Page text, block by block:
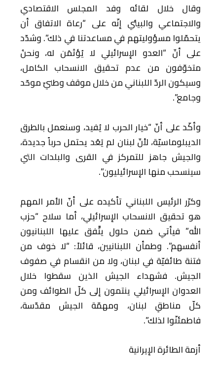
وقال خلال لقائه وفد المجلس الاقتصادي
والاجتماعي والبيئي إنّه على “رعاة الاتفاق أن
يتحمّلوا مسؤوليتهم في مساعدتنا في ذلك”. وشدّد
على أنّ “العدو الإسرائيلي لا يُؤتَمَن له، ونحنُ
متخوّفون من عدم تحقيق الانسحاب الكامل،
وسيكون الردّ اللبناني من خلال موقف وطنيّ موحّد
وجامع”.
وأكّد على أنّ “خيار الحرب لا يُفيد، وسنعمل بالطرق
الديبلوماسيّة، لأنّ لبنان لم يَعُد يحتمل حرباً جديدة،
والجيش جاهز للتمركز في القرى والبلدات التي
سينسحب منها الإسرائيليون”.
وكرّر الرئيس اللبناني تأكيده على أنّ الأمر المهم
هو تحقيق الانسحاب الإسرائيلي، أما سلاح “حزب
الله” فيأتي ضمن حلول يتَّفق عليها اللبنانيون
أنفسهم”. وطمأن اللبنانيين، قائلاً: “لا خوف من
فتنة طائفيّة في لبنان، ولا من انقسام في صفوف
الجيش. فشهداء الجيش الذين سقطوا خلال
العدوان الإسرائيلي ينتمون إلى كلّ الطوائف ومن
كلّ مناطقِ لبنان، ومهمّة الجيش مقدّسة،
فاطمئنّوا لذلك”.
أزمة الطائرة الإيرانية